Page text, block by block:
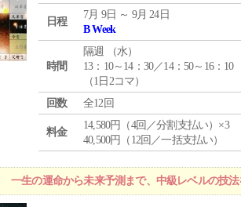
日程
7月 9日 ～ 9月 24日
B Week
時間
隔週 （水）
13：10～14：30／14：50～16：10
（1日2コマ）
回数
全12回
料金
14,580円（4回／分割支払い）×3
40,500円（12回／一括支払い）
一生の運命から未来予測まで、中級レベルの技法